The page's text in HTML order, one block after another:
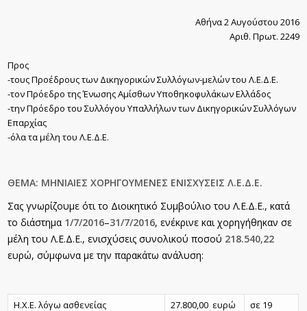
Αθήνα 2 Αυγούστου 2016
Αριθ. Πρωτ. 2249
Προς
-τους Προέδρους των Δικηγορικών Συλλόγων-μελών του Λ.Ε.Δ.Ε.
-τον Πρόεδρο της Ένωσης Αμίσθων Υποθηκοφυλάκων Ελλάδος
-την Πρόεδρο του Συλλόγου Υπαλλήλων των Δικηγορικών Συλλόγων
Επαρχίας
-όλα τα μέλη του Λ.Ε.Δ.Ε.
ΘΕΜΑ: ΜΗΝΙΑΙΕΣ ΧΟΡΗΓΟΥΜΕΝΕΣ ΕΝΙΣΧΥΣΕΙΣ Λ.Ε.Δ.Ε.
Σας γνωρίζουμε ότι το Διοικητικό Συμβούλιο του Λ.Ε.Δ.Ε., κατά
το διάστημα 1/7/2016–31/7/2016, ενέκρινε και χορηγήθηκαν σε
μέλη του Λ.Ε.Δ.Ε., ενισχύσεις συνολικού ποσού 218.540,22
ευρώ, σύμφωνα με την παρακάτω ανάλυση:
Η.Χ.Ε. λόγω ασθενείας 27.800,00 ευρώ
σε 19